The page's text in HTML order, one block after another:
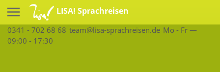
LISA! Sprachreisen
0341 - 702 68 68 team@lisa-sprachreisen.de Mo - Fr —
09:00 - 17:30